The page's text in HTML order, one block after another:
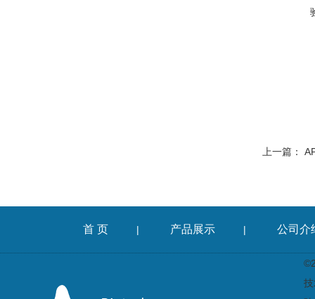
上一篇：
首 页 | 产品展示 | 公司介